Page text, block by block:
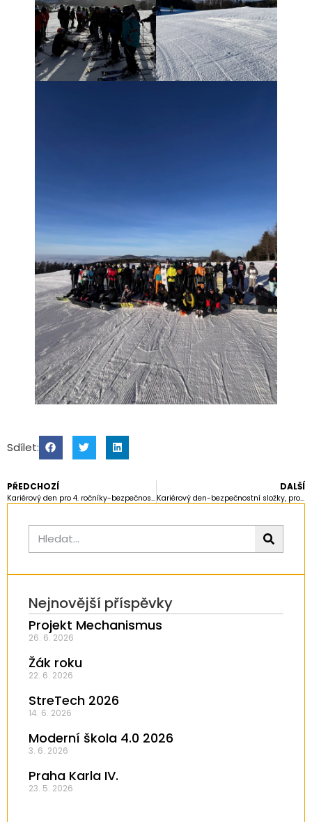
Sdílet:
PŘEDCHOZÍ
Kariérový den pro 4. ročníky-bezpečnostní složky státu
DALŠÍ
Kariérový den-bezpečnostní složky, pro 4.ročníky
Nejnovější příspěvky
Projekt Mechanismus
26. 6. 2026
Žák roku
22. 6. 2026
StreTech 2026
14. 6. 2026
Moderní škola 4.0 2026
3. 6. 2026
Praha Karla IV.
23. 5. 2026